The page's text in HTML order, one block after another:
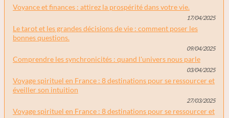
Voyance et finances : attirez la prospérité dans votre vie.
17/04/2025
Le tarot et les grandes décisions de vie : comment poser les
bonnes questions.
09/04/2025
Comprendre les synchronicités : quand l'univers nous parle
03/04/2025
Voyage spirituel en France : 8 destinations pour se ressourcer et
éveiller son intuition
27/03/2025
Voyage spirituel en France : 8 destinations pour se ressourcer et